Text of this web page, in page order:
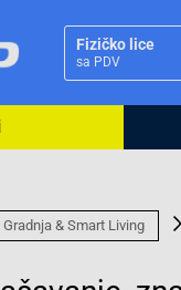
Fizičko lice
sa PDV
Gradnja & Smart Living